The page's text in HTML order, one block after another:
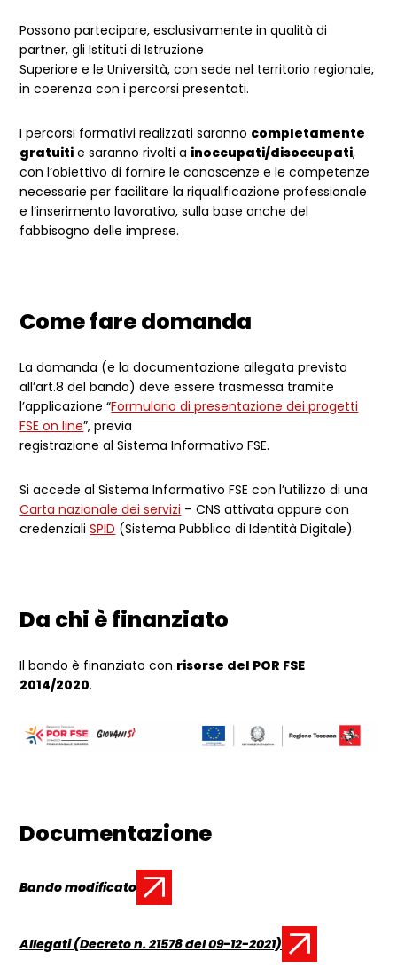
Possono partecipare, esclusivamente in qualità di
partner, gli Istituti di Istruzione
Superiore e le Università, con sede nel territorio regionale,
in coerenza con i percorsi presentati.
I percorsi formativi realizzati saranno completamente
gratuiti e saranno rivolti a inoccupati/disoccupati,
con l’obiettivo di fornire le conoscenze e lecompetenze
necessarie per facilitare la riqualificazione professionale
e l’inserimento lavorativo, sulla base anche del
fabbisogno delle imprese.
Come fare domanda
La domanda (e la documentazione allegata prevista
all’art.8 del bando) deve essere trasmessa tramite
l’applicazione “Formulario di presentazione dei progetti
FSE on line”, previa
registrazione al Sistema Informativo FSE.
Si accede al Sistema Informativo FSE con l’utilizzo di una
Carta nazionale dei servizi – CNS attivata oppure con
credenzialiSPID (Sistema Pubblico di Identità Digitale).
Da chi è finanziato
Il bando è finanziato con risorse del POR FSE
2014/2020.
Documentazione
Documento:
Bando modificato
Documento:
Allegati (Decreto n. 21578 del 09-12-2021)